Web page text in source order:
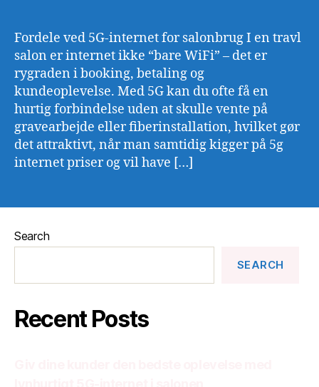
Fordele ved 5G-internet for salonbrug I en travl
salon er internet ikke “bare WiFi” – det er
rygraden i booking, betaling og
kundeoplevelse. Med 5G kan du ofte få en
hurtig forbindelse uden at skulle vente på
gravearbejde eller fiberinstallation, hvilket gør
det attraktivt, når man samtidig kigger på 5g
internet priser og vil have […]
Search
SEARCH
Recent Posts